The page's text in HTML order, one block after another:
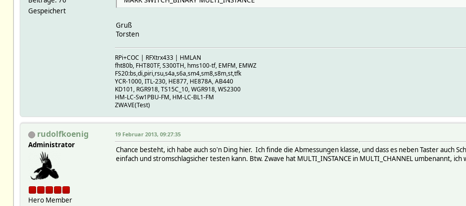
Gespeichert
Gruß
Torsten
RPi+COC | RFXtrx433 | HMLAN
fht80b, FHT80TF, S300TH, hms100-tf, EMFM, EMWZ
FS20:bs,di,piri,rsu,s4a,s6a,sm4,sm8,s8m,st,tfk
YCR-1000, ITL-230, HE877, HE878A, AB440
KD101, RGR918, TS15C_10, WGR918, WS2300
HM-LC-Sw1PBU-FM, HM-LC-BL1-FM
ZWAVE(Test)
rudolfkoenig
Administrator
Hero Member
19 Februar 2013, 09:27:35
Chance besteht, ich habe auch so'n Ding hier. Ich finde die Abmessungen klasse, und dass es neben Taster auch
einfach und stromschlagsicher testen kann. Btw. Zwave hat MULTI_INSTANCE in MULTI_CHANNEL umbenannt, ich